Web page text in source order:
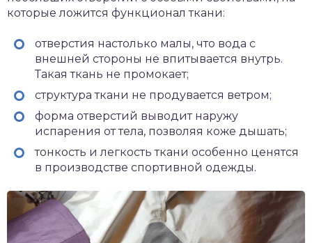
которые ложится функционал ткани:
отверстия настолько малы, что вода с
внешней стороны не впитывается внутрь.
Такая ткань не промокает;
структура ткани не продувается ветром;
форма отверстий выводит наружу
испарения от тела, позволяя коже дышать;
тонкость и легкость ткани особенно ценятся
в производстве спортивной одежды.